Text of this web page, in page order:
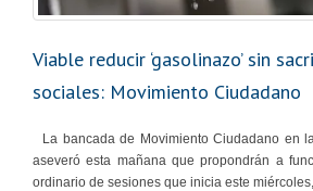
Viable reducir ‘gasolinazo’ sin
sociales: Movimiento Ciudadano
La bancada de Movimiento Ciudadano en
aseveró esta mañana que propondrán a
ordinario de sesiones que inicia este